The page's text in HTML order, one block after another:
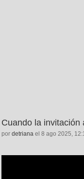
Cuando la invitación
por detriana el 8 ago 2025,